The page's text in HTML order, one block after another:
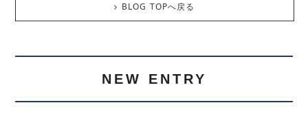
BLOG TOPへ戻る
NEW ENTRY